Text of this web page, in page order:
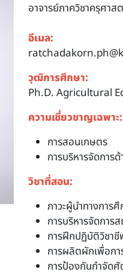
อาจารย์ภาควิชาครุศาส
อีเมล:
วุฒิการศึกษา:
Ph.D. Agricultural
ความเชี่ยวชาญเฉพาะ:
การสอนเกษตร
การบริหารจัดการ
วิชาที่สอน:
ภาวะผู้นำทางการ
การบริหารจัดการ
การฝึกปฏิบัติวิชา
การผลิตผักเพื่อกา
การป้องกันกำจัด